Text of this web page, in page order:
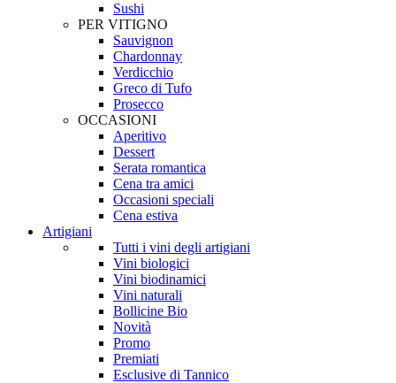
Sushi
PER VITIGNO
Sauvignon
Chardonnay
Verdicchio
Greco di Tufo
Prosecco
OCCASIONI
Aperitivo
Dessert
Serata romantica
Cena tra amici
Occasioni speciali
Cena estiva
Artigiani
Tutti i vini degli artigiani
Vini biologici
Vini biodinamici
Vini naturali
Bollicine Bio
Novità
Promo
Premiati
Esclusive di Tannico